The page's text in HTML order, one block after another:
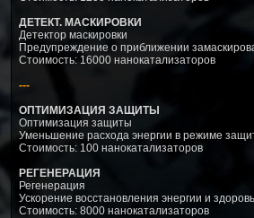
ДЕТЕКТ. МАСКИРОВКИ
Детектор маскировки
Предупреждение о приближении
Стоимость: 16000 нанокатализаторов
---
ОПТИМИЗАЦИЯ ЗАЩИТЫ
Оптимизация защиты
Уменьшение расхода энергии в режиме
Стоимость: 100 нанокатализаторов
РЕГЕНЕРАЦИЯ
Регенерация
Ускорение восстановления энергии и
Стоимость: 8000 нанокатализаторов